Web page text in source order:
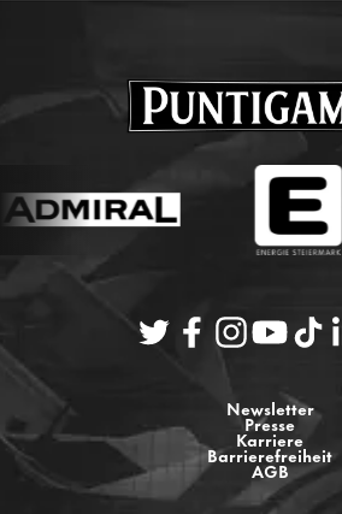
Newsletter
Presse
Karriere
Barrierefreiheit
AGB